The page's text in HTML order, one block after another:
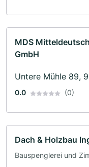
MDS
GmbH
Untere Mühle 89,
0.0 (0)
Dach & Holzbau
Bauspenglerei und